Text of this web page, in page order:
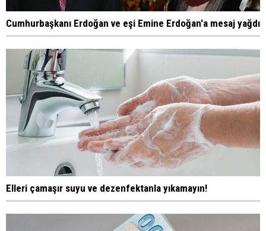
Cumhurbaşkanı Erdoğan ve eşi Emine Erdoğan'a mesaj yağdı
Elleri çamaşır suyu ve dezenfektanla yıkamayın!